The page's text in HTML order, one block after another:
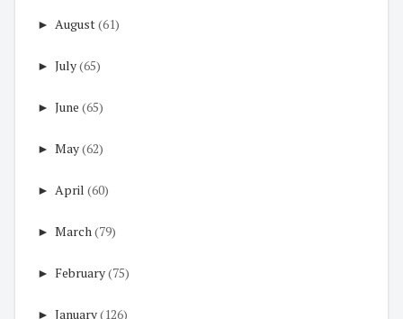
► August(61)
► July(65)
► June (65)
► May(62)
► April (60)
► March(79)
► February(75)
► January(126)